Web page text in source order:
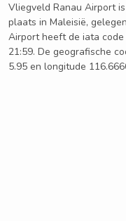
Vliegveld Ranau Airport
plaats in Maleisië,
Airport heeft de iata code
21:59. De geografische
5.95 en longitude